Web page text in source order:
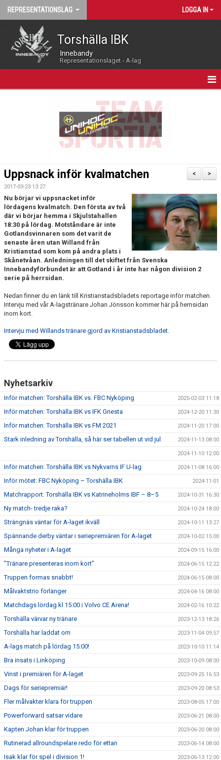
REPRESENTATIONSLAG LOGGA IN
Torshälla IBK
Innebandy
Representationslaget - A-lag
KALENDER
TRUPPEN
GÄSTBOK
KONTAKT
MATCHER
>
<
Uppsnack inför kvalmatchen
2017-03-23 13:27
Nu börjar vi uppsnacket inför
lördagens kvalmatch. Den första av två
där vi börjar hemma i Skjulstahallen
18:30 på lördag. Motståndare är inte
Gotlandsvinnaren som det varit de
senaste åren utan Willand från
Kristianstad som kom på andra plats i
Skånetvåan. Anledningen till det skiftet från Svenska
Innebandyförbundet är att Gotland i år inte har någon division 2
serie på herrsidan.
Nedan finner du en länk till Kristianstadsbladets reportage inför matchen.
Intervju med vår A-lagstränare Johan Jönsson kommer här på hemsidan
inom kort.
Intervju med Willands tränare gjord av Kristianstadsbladet.
Nyhetsarkiv
Inför matchen: Torshälla IBK vs. FBC Nyköping 2025-02-03 11:18
Inför matchen: Torshälla IBK vs IFK Gnesta 2024-12-20 11:30
Inför matchen: Torshälla IBK vs FM 2021 2024-11-20 17:00
Stark inledning av Torshälla, så här ser tabellen ut vid jul 2024-11-13 08:00
2024-11-10 12:00
Inför matchen: Torshälla IBK vs Nykvarns IF U-lag 2024-11-08 16:00
Inför mötet: FBC Nyköping – Torshälla IBK 2024-11-01
Matchrapport: Torshälla IBK vs Katrineholms IBF – 8–5 2024-10-31 16:30
Ny match- tredje raka? 2024-10-24 18:00
Strängnäs väntar för A-laget ikväll 2024-10-11 13:27
Spännande derby väntar i seriepremiären för A-laget 2024-10-02 15:00
Många nyheter i A-laget 2024-09-15 16:00
”Tränare presenteras inom kort” 2024-06-15 12:22
Truppen formas snabbt! 2024-06-15 08:00
Målvaktstrio förlänger 2024-04-16 08:00
Matchdags lördag kl 15:00 i Volvo CE Arena! 2024-02-16 10:22
Torshälla värvar ny tränare 2023-12-13 18:26
Torshälla har laddat om 2023-11-04 09:57
A-lags match på lördag 15:00! 2023-10-10 11:14
Bra insats i Linköping 2023-10-09 08:00
Vinst i premiären för A-laget 2023-09-25 16:53
Dags för seriepremiär! 2023-09-20 08:53
Fler målvakter klara för truppen 2023-08-05 17:00
Powerforward satsar vidare 2023-06-21 08:00
Kapten Johan klar för truppen 2023-06-20 08:00
Rutinerad allroundspelare redo för ettan 2023-06-14 08:00
Isak klar för spel i division 1! 2023-06-13 12:00